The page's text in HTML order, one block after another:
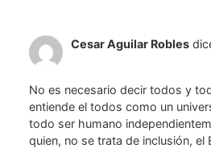
Cesar Aguilar Robles
No es necesario decir todos y
entiende el todos como un
todo ser humano
quien, no se trata de inclusión, el